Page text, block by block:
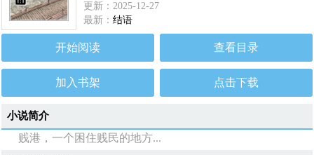
更新：2025-12-27
最新：结语
开始阅读 查看目录
加入书架 点击下载
小说简介
贱港，一个困住贱民的地方...